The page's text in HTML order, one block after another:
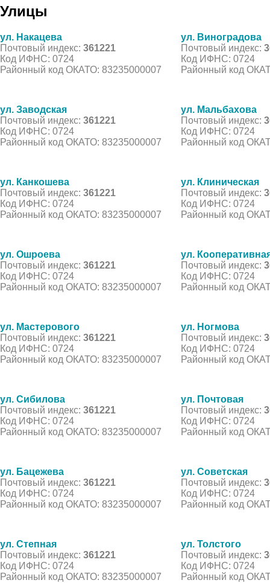
Улицы
ул. Накацева
Почтовый индекс: 361221
Код ИФНС: 0724
Районный код ОКАТО: 83235000007
ул. Виноградова
Почтовый индекс:
Код ИФНС: 0724
Районный код
ул. Заводская
Почтовый индекс: 361221
Код ИФНС: 0724
Районный код ОКАТО: 83235000007
ул. Мальбахова
Почтовый индекс:
Код ИФНС: 0724
Районный код
ул. Канкошева
Почтовый индекс: 361221
Код ИФНС: 0724
Районный код ОКАТО: 83235000007
ул. Клиническая
Почтовый индекс:
Код ИФНС: 0724
Районный код
ул. Ошроева
Почтовый индекс: 361221
Код ИФНС: 0724
Районный код ОКАТО: 83235000007
ул.
Почтовый индекс:
Код ИФНС: 0724
Районный код
ул. Мастерового
Почтовый индекс: 361221
Код ИФНС: 0724
Районный код ОКАТО: 83235000007
ул. Ногмова
Почтовый индекс:
Код ИФНС: 0724
Районный код
ул. Сибилова
Почтовый индекс: 361221
Код ИФНС: 0724
Районный код ОКАТО: 83235000007
ул. Почтовая
Почтовый индекс:
Код ИФНС: 0724
Районный код
ул. Бацежева
Почтовый индекс: 361221
Код ИФНС: 0724
Районный код ОКАТО: 83235000007
ул. Советская
Почтовый индекс:
Код ИФНС: 0724
Районный код
ул. Степная
Почтовый индекс: 361221
Код ИФНС: 0724
Районный код ОКАТО: 83235000007
ул. Толстого
Почтовый индекс:
Код ИФНС: 0724
Районный код